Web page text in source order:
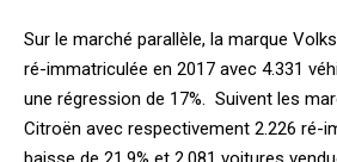
Sur le marché parallèle, la marque
ré-immatriculée en 2017 avec 4.331
une régression de 17%. Suivent les
Citroën avec respectivement 2.226 ré-